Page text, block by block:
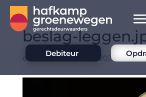
Debiteur
beslag-
door Mcjovin|jan 26, 2025 |0